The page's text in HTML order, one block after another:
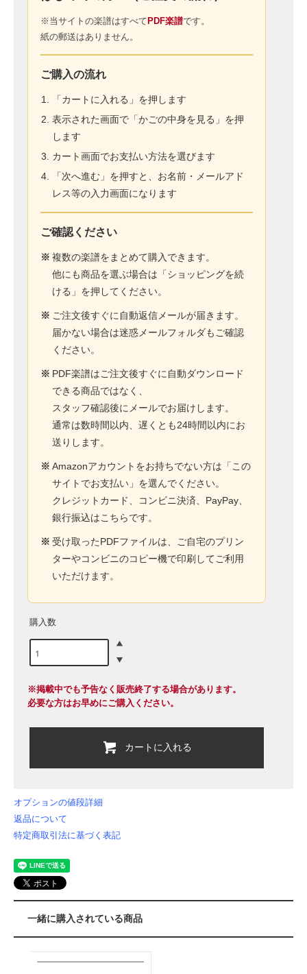
※当サイトの楽譜はすべて PDF楽譜です。
紙の郵送はありません。
ご購入の流れ
「カートに入れる」を押します
表示された画面で「かごの中身を見る」を押
します
カート画面でお支払い方法を選びます
「次へ進む」を押すと、お名前・メールアド
レス等の入力画面になります
ご確認ください
※ 複数の楽譜をまとめて購入できます。
他にも商品を選ぶ場合は「ショッピングを続
ける」を押してください。
※ ご注文後すぐに自動返信メールが届きます。
届かない場合は迷惑メールフォルダもご確認
ください。
※ PDF楽譜はご注文後すぐに自動ダウンロード
できる商品ではなく、
スタッフ確認後にメールでお届けします。
通常は数時間以内、遅くとも24時間以内にお
送りします。
※ Amazonアカウントをお持ちでない方は「この
サイトでお支払い」を選んでください。
クレジットカード、コンビニ決済、PayPay、
銀行振込はこちらです。
※ 受け取ったPDFファイルは、ご自宅のプリン
ターやコンビニのコピー機で印刷してご利用
いただけます。
購入数
※掲載中でも予告なく販売終了する場合があります。
必要な方はお早めにご購入ください。
カートに入れる
オプションの値段詳細
返品について
特定商取引法に基づく表記
一緒に購入されている商品